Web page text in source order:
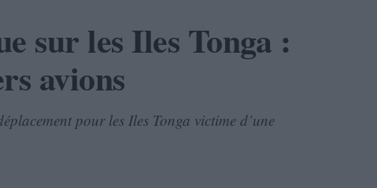
sur les Iles Tonga :
avions
pour les Iles Tonga victime d’une